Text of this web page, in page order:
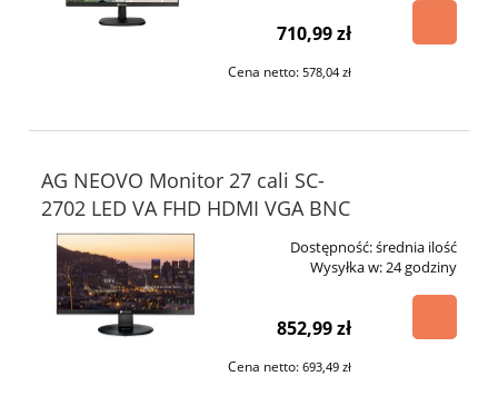
710,99 zł
Cena netto:578,04 zł
AG NEOVO Monitor 27 cali SC-
2702 LED VA FHD HDMI VGA BNC
Dostępność:średnia ilość
Wysyłka w: 24 godziny
852,99 zł
Cena netto:693,49 zł